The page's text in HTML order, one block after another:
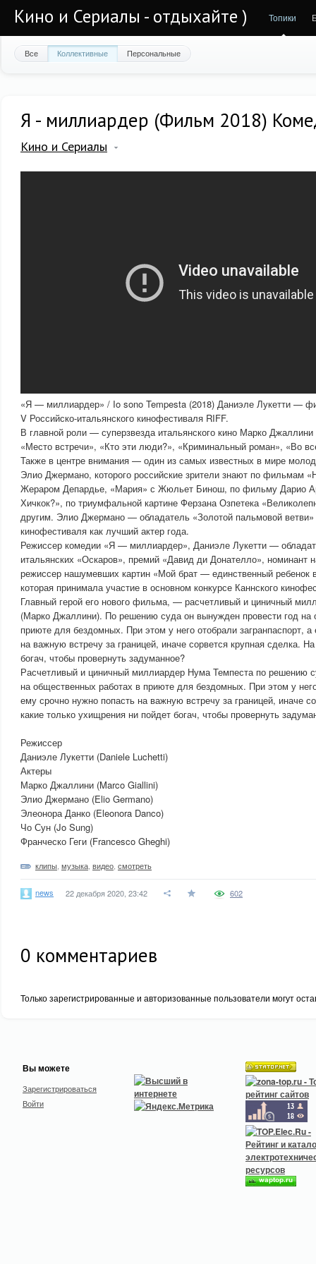
Кино и Сериалы - отдыхайте ) Топики
Все Коллективные Персональные
Я - миллиардер (Фильм 2018)
Кино и Сериалы
«Я — миллиардер» / Io sono Tempesta (2018) Даниэле Лукетти —
V Российско-итальянского кинофестиваля RIFF.
В главной роли — суперзвезда итальянского кино Марко
«Место встречи», «Кто эти люди?», «Криминальный роман», «Во
Также в центре внимания — один из самых известных в мире
Элио Джермано, которого российские зрители знают по фильмам
Жераром Депардье, «Мария» с Жюльет Бинош, по фильму Дарио
Хичкок?», по триумфальной картине Ферзана Озпетека
другим. Элио Джермано — обладатель «Золотой пальмовой ветви»
кинофестиваля как лучший актер года.
Режиссер комедии «Я — миллиардер», Даниэле Лукетти —
итальянских «Оскаров», премий «Давид ди Донателло», номинант
режиссер нашумевших картин «Мой брат — единственный ребенок
которая принимала участие в основном конкурсе Каннского
Главный герой его нового фильма, — расчетливый и циничный
(Марко Джаллини). По решению суда он вынужден провести год на
приюте для бездомных. При этом у него отобрали загранпаспорт,
на важную встречу за границей, иначе сорвется крупная сделка.
богач, чтобы провернуть задуманное?
Расчетливый и циничный миллиардер Нума Темпеста по решению
на общественных работах в приюте для бездомных. При этом у
ему срочно нужно попасть на важную встречу за границей, иначе
какие только ухищрения ни пойдет богач, чтобы провернуть
Режиссер
Даниэле Лукетти (Daniele Luchetti)
Актеры
Марко Джаллини (Marco Giallini)
Элио Джермано (Elio Germano)
Элеонора Данко (Eleonora Danco)
Чо Сун (Jo Sung)
Франческо Геги (Francesco Gheghi)
клипы музыка видео смотреть
news 22 декабря 2020, 23:42 602
0 комментариев
Только зарегистрированные и авторизованные пользователи могут
Вы можете
Зарегистрироваться
Войти